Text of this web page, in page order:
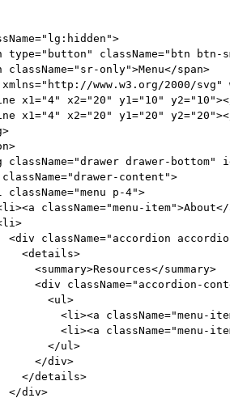
="lg:hidden">
type="button" className="btn btn-
className="sr-only">Menu</span>
xmlns="http://www.w3.org/2000/svg"
x1 ="4" x2="20" y1 ="10" y2="10"
x1 ="4" x2="20" y1 ="20" y2="20"
>
>
className="drawer drawer-bottom"
className="drawer-content">
className="menu p-4">
li ><a className="menu-item">About</
li >
<div className="accordion
<details>
<summary>Resources</summary>
<div className="accordion-
<ul >
<li ><a className="menu-
<li ><a className="menu-
</ul >
</div>
</details>
</div>